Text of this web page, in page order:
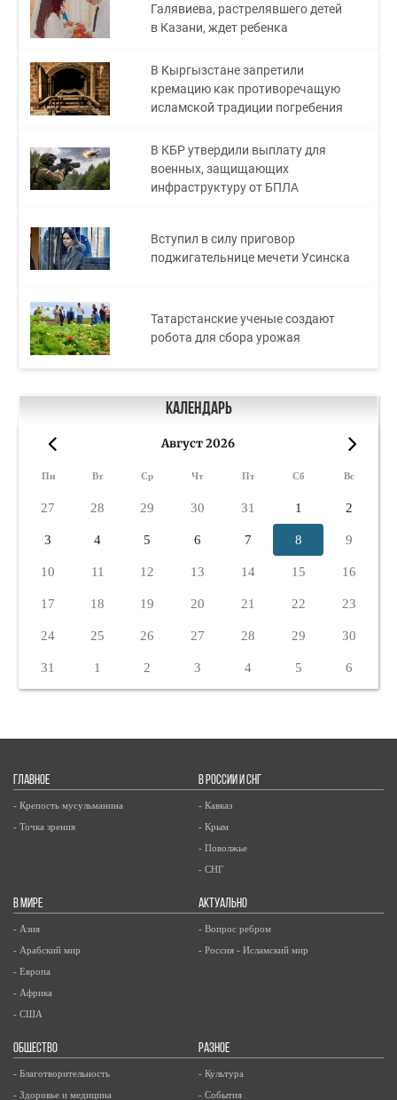
Галявиева, растрелявшего детей
в Казани, ждет ребенка
В Кыргызстане запретили
кремацию как противоречащую
исламской традиции погребения
В КБР утвердили выплату для
военных, защищающих
инфраструктуру от БПЛА
Вступил в силу приговор
поджигательнице мечети Усинска
Татарстанские ученые создают
робота для сбора урожая
Календарь
Август 2026
Пн Вт Ср Чт Пт Сб Вс
27 28 29 30 31 1 2
3 4 5 6 7 8 9
10 11 12 13 14 15 16
17 18 19 20 21 22 23
24 25 26 27 28 29 30
31 1 2 3 4 5 6
ГЛАВНОЕ
- Крепость мусульманина
- Точка зрения
В РОССИИ И СНГ
- Кавказ
- Крым
- Поволжье
- СНГ
В МИРЕ
- Азия
- Арабский мир
- Европа
- Африка
- США
АКТУАЛЬНО
- Вопрос ребром
- Россия - Исламский мир
ОБЩЕСТВО
- Благотворительность
- Здоровье и медицина
РАЗНОЕ
- Культура
- События